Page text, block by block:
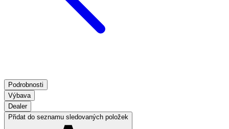
Podrobnosti
Výbava
Dealer
Přidat do seznamu sledovaných položek